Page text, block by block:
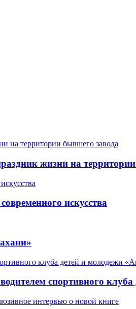
жизни на территории
искусства
спортивного